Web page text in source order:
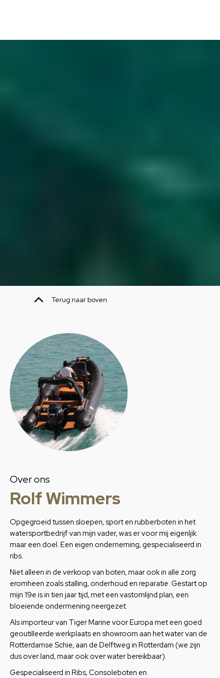
Terug naar boven
Over ons
Rolf Wimmers
Opgegroeid tussen sloepen, sport en rubberboten in het
watersportbedrijf van mijn vader, was er voor mij eigenljik
maar een doel. Een eigen onderneming, gespecialiseerd in
ribs.
Niet alleen in de verkoop van boten, maar ook in alle zorg
eromheen zoals stalling, onderhoud en reparatie. Gestart op
mijn 19e is in tien jaar tijd, met een vastomlijnd plan, een
bloeiende ondermening neergezet.
Als importeur van Tiger Marine voor Europa met een goed
geoutilleerde werkplaats en showroom aan het water van de
Rotterdamse Schie, aan de Delftweg in Rotterdam (we zijn
dus over land, maar ook over water bereikbaar).
Gespecialiseerd in Ribs, Consoleboten en